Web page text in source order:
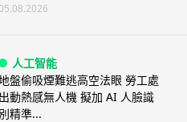
05.08.2026
人工智能
盤偷吸煙難逃高空法眼 勞工處
出動熱感無人機 擬加 AI 人臉識
別精準...